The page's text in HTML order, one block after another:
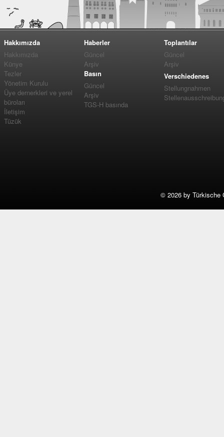
Hakkımızda
Hakkımızda
Künye
Tezler
Yönetim Kurulu
Üye dernerkleri ve yerel
büroları
İletişim
Tüzük
Haberler
Güncel
Arşiv
Basın
Güncel
Arşiv
TGS-H basında
Toplantılar
Güncel
Arşiv
Verschiedenes
Stellungnahmen
© 2026 by Türkische